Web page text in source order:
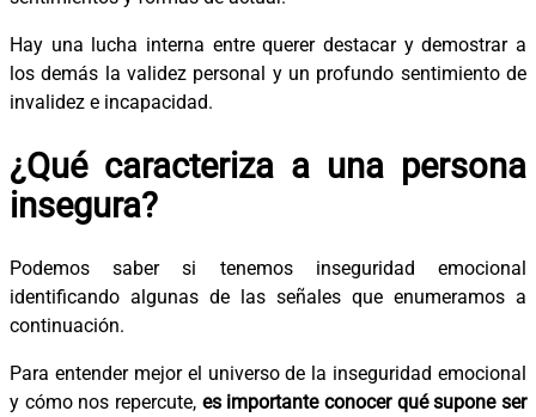
Hay una lucha interna entre querer destacar y demostrar a
los demás la validez personal y un profundo sentimiento de
invalidez e incapacidad.
¿Qué caracteriza a una persona
insegura?
Podemos saber si tenemos inseguridad emocional
identificando algunas de las señales que enumeramos a
continuación.
Para entender mejor el universo de la inseguridad emocional
y cómo nos repercute, es importante conocer qué supone ser